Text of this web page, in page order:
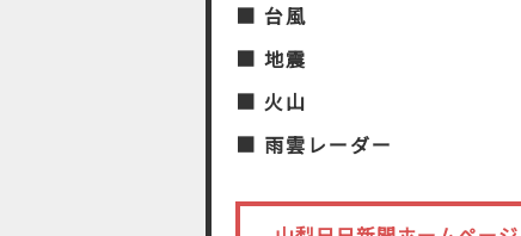
■ 台風
■ 地震
■ 火山
■ 雨雲レーダー